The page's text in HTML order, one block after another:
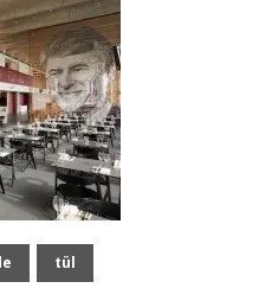
tül